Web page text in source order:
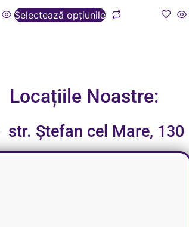
Selectează opțiunile
Locațiile Noastre:
str. Ștefan cel Mare, 130